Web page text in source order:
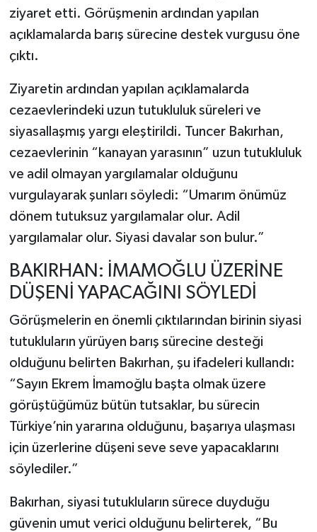
ziyaret etti. Görüşmenin ardından yapılan
açıklamalarda barış sürecine destek vurgusu öne
çıktı.
Ziyaretin ardından yapılan açıklamalarda
cezaevlerindeki uzun tutukluluk süreleri ve
siyasallaşmış yargı eleştirildi. Tuncer Bakırhan,
cezaevlerinin “kanayan yarasının” uzun tutukluluk
ve adil olmayan yargılamalar olduğunu
vurgulayarak şunları söyledi: “Umarım önümüz
dönem tutuksuz yargılamalar olur. Adil
yargılamalar olur. Siyasi davalar son bulur.”
BAKIRHAN: İMAMOĞLU ÜZERİNE
DÜŞENİ YAPACAĞINI SÖYLEDİ
Görüşmelerin en önemli çıktılarından birinin siyasi
tutukluların yürüyen barış sürecine desteği
olduğunu belirten Bakırhan, şu ifadeleri kullandı:
“Sayın Ekrem İmamoğlu başta olmak üzere
görüştüğümüz bütün tutsaklar, bu sürecin
Türkiye’nin yararına olduğunu, başarıya ulaşması
için üzerlerine düşeni seve seve yapacaklarını
söylediler.”
Bakırhan, siyasi tutukluların sürece duyduğu
güvenin umut verici olduğunu belirterek, “Bu